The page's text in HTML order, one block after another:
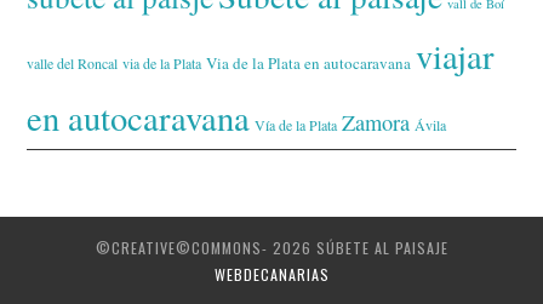
vall de Boí
valle del Roncal via de la Plata Via de la Plata en autocaravana viajar
en autocaravana Vía de la Plata Zamora Ávila
©CREATIVE©COMMONS- 2026 SÚBETE AL PAISAJE
WEBDECANARIAS